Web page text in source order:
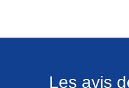
Les avis